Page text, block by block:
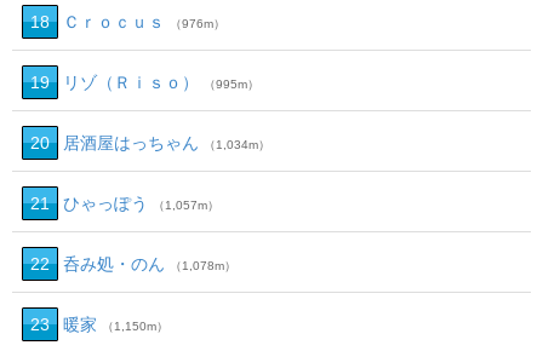
18 Ｃｒｏｃｕｓ （976m）
19 リゾ（Ｒｉｓｏ） （995m）
20 居酒屋はっちゃん （1,034m）
21 ひゃっぽう （1,057m）
22 呑み処・のん （1,078m）
23 暖家 （1,150m）